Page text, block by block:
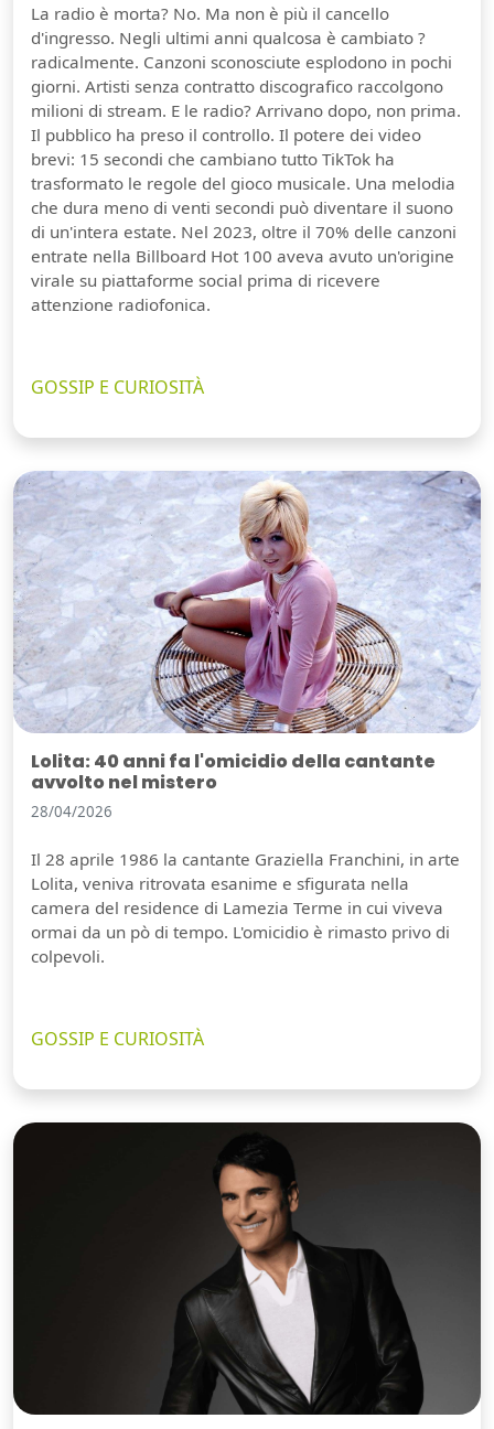
La radio è morta? No. Ma non è più il cancello
d'ingresso. Negli ultimi anni qualcosa è cambiato ?
radicalmente. Canzoni sconosciute esplodono in pochi
giorni. Artisti senza contratto discografico raccolgono
milioni di stream. E le radio? Arrivano dopo, non prima.
Il pubblico ha preso il controllo. Il potere dei video
brevi: 15 secondi che cambiano tutto TikTok ha
trasformato le regole del gioco musicale. Una melodia
che dura meno di venti secondi può diventare il suono
di un'intera estate. Nel 2023, oltre il 70% delle canzoni
entrate nella Billboard Hot 100 aveva avuto un'origine
virale su piattaforme social prima di ricevere
attenzione radiofonica.
GOSSIP E CURIOSITÀ
Lolita: 40 anni fa l'omicidio della cantante
avvolto nel mistero
28/04/2026
Il 28 aprile 1986 la cantante Graziella Franchini, in arte
Lolita, veniva ritrovata esanime e sfigurata nella
camera del residence di Lamezia Terme in cui viveva
ormai da un pò di tempo. L'omicidio è rimasto privo di
colpevoli.
GOSSIP E CURIOSITÀ